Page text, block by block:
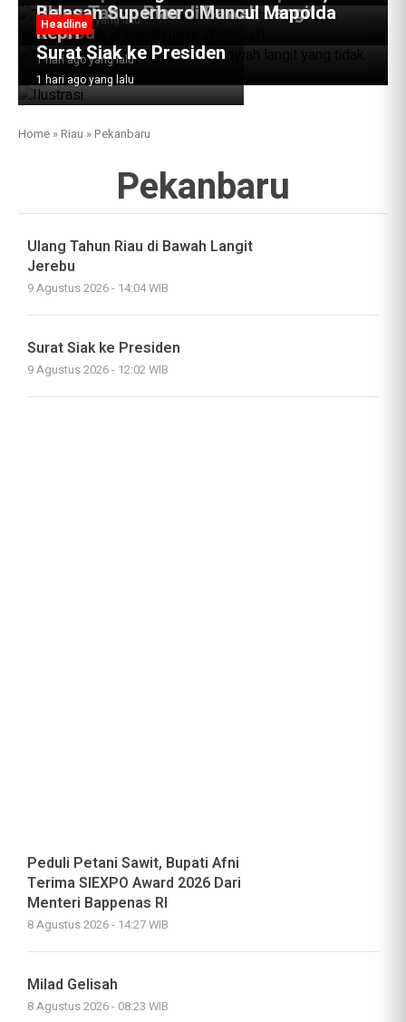
20 jam ago yang lalu
Ulang Tahun Riau di Bawah Langit
Jerebu
1 hari ago yang lalu
Belasan Superhero Muncul Mapolda
Kepri
1 hari ago yang lalu
Headline
Surat Siak ke Presiden
1 hari ago yang lalu
Home »Riau »Pekanbaru
Pekanbaru
Ulang Tahun Riau di Bawah Langit
Jerebu
9 Agustus 2026 - 14:04 WIB
Surat Siak ke Presiden
9 Agustus 2026 - 12:02 WIB
Peduli Petani Sawit, Bupati Afni
Terima SIEXPO Award 2026 Dari
Menteri Bappenas RI
8 Agustus 2026 - 14:27 WIB
Milad Gelisah
8 Agustus 2026 - 08:23 WIB